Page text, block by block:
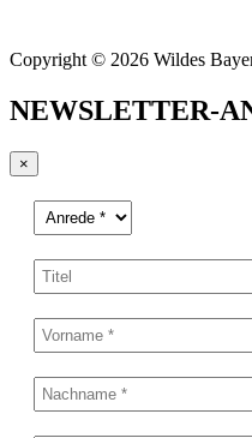
Copyright © 2026 Wildes
NEWSLETTER-
×